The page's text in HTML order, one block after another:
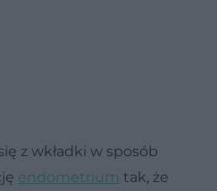
z wkładki w sposób
endometrium tak, że